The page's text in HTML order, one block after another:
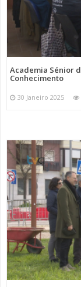
Academia Sénior
Conhecimento
30 Janeiro 2025